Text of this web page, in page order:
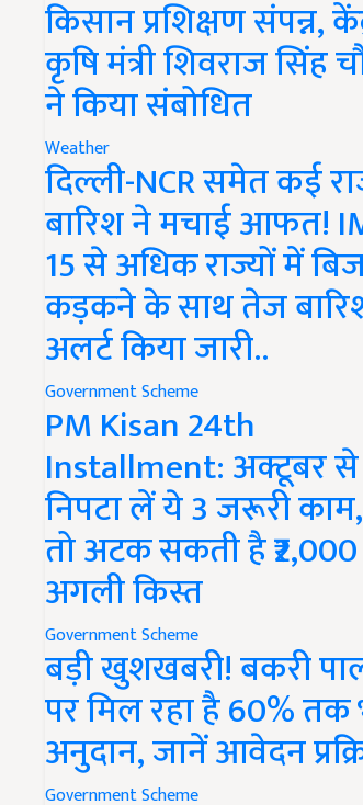
किसान प्रशिक्षण संपन्न,
कृषि मंत्री शिवराज सिंह
ने किया संबोधित
Weather
दिल्ली-NCR समेत कई
बारिश ने मचाई आफत!
15 से अधिक राज्यों में
कड़कने के साथ तेज
अलर्ट किया जारी..
Government Scheme
PM Kisan 24th
Installment: अक्टूबर
निपटा लें ये 3 जरूरी
तो अटक सकती है
अगली किस्त
Government Scheme
बड़ी खुशखबरी! बकरी
पर मिल रहा है 60% तक
अनुदान, जानें आवेदन
Government Scheme